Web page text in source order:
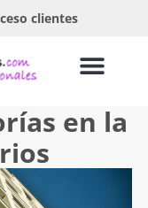
clientes
en la